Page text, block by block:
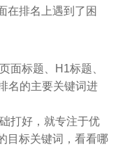
在排名上遇到了困
面标题、H1标题、
名的主要关键词进
打好，就专注于优
目标关键词，看看哪